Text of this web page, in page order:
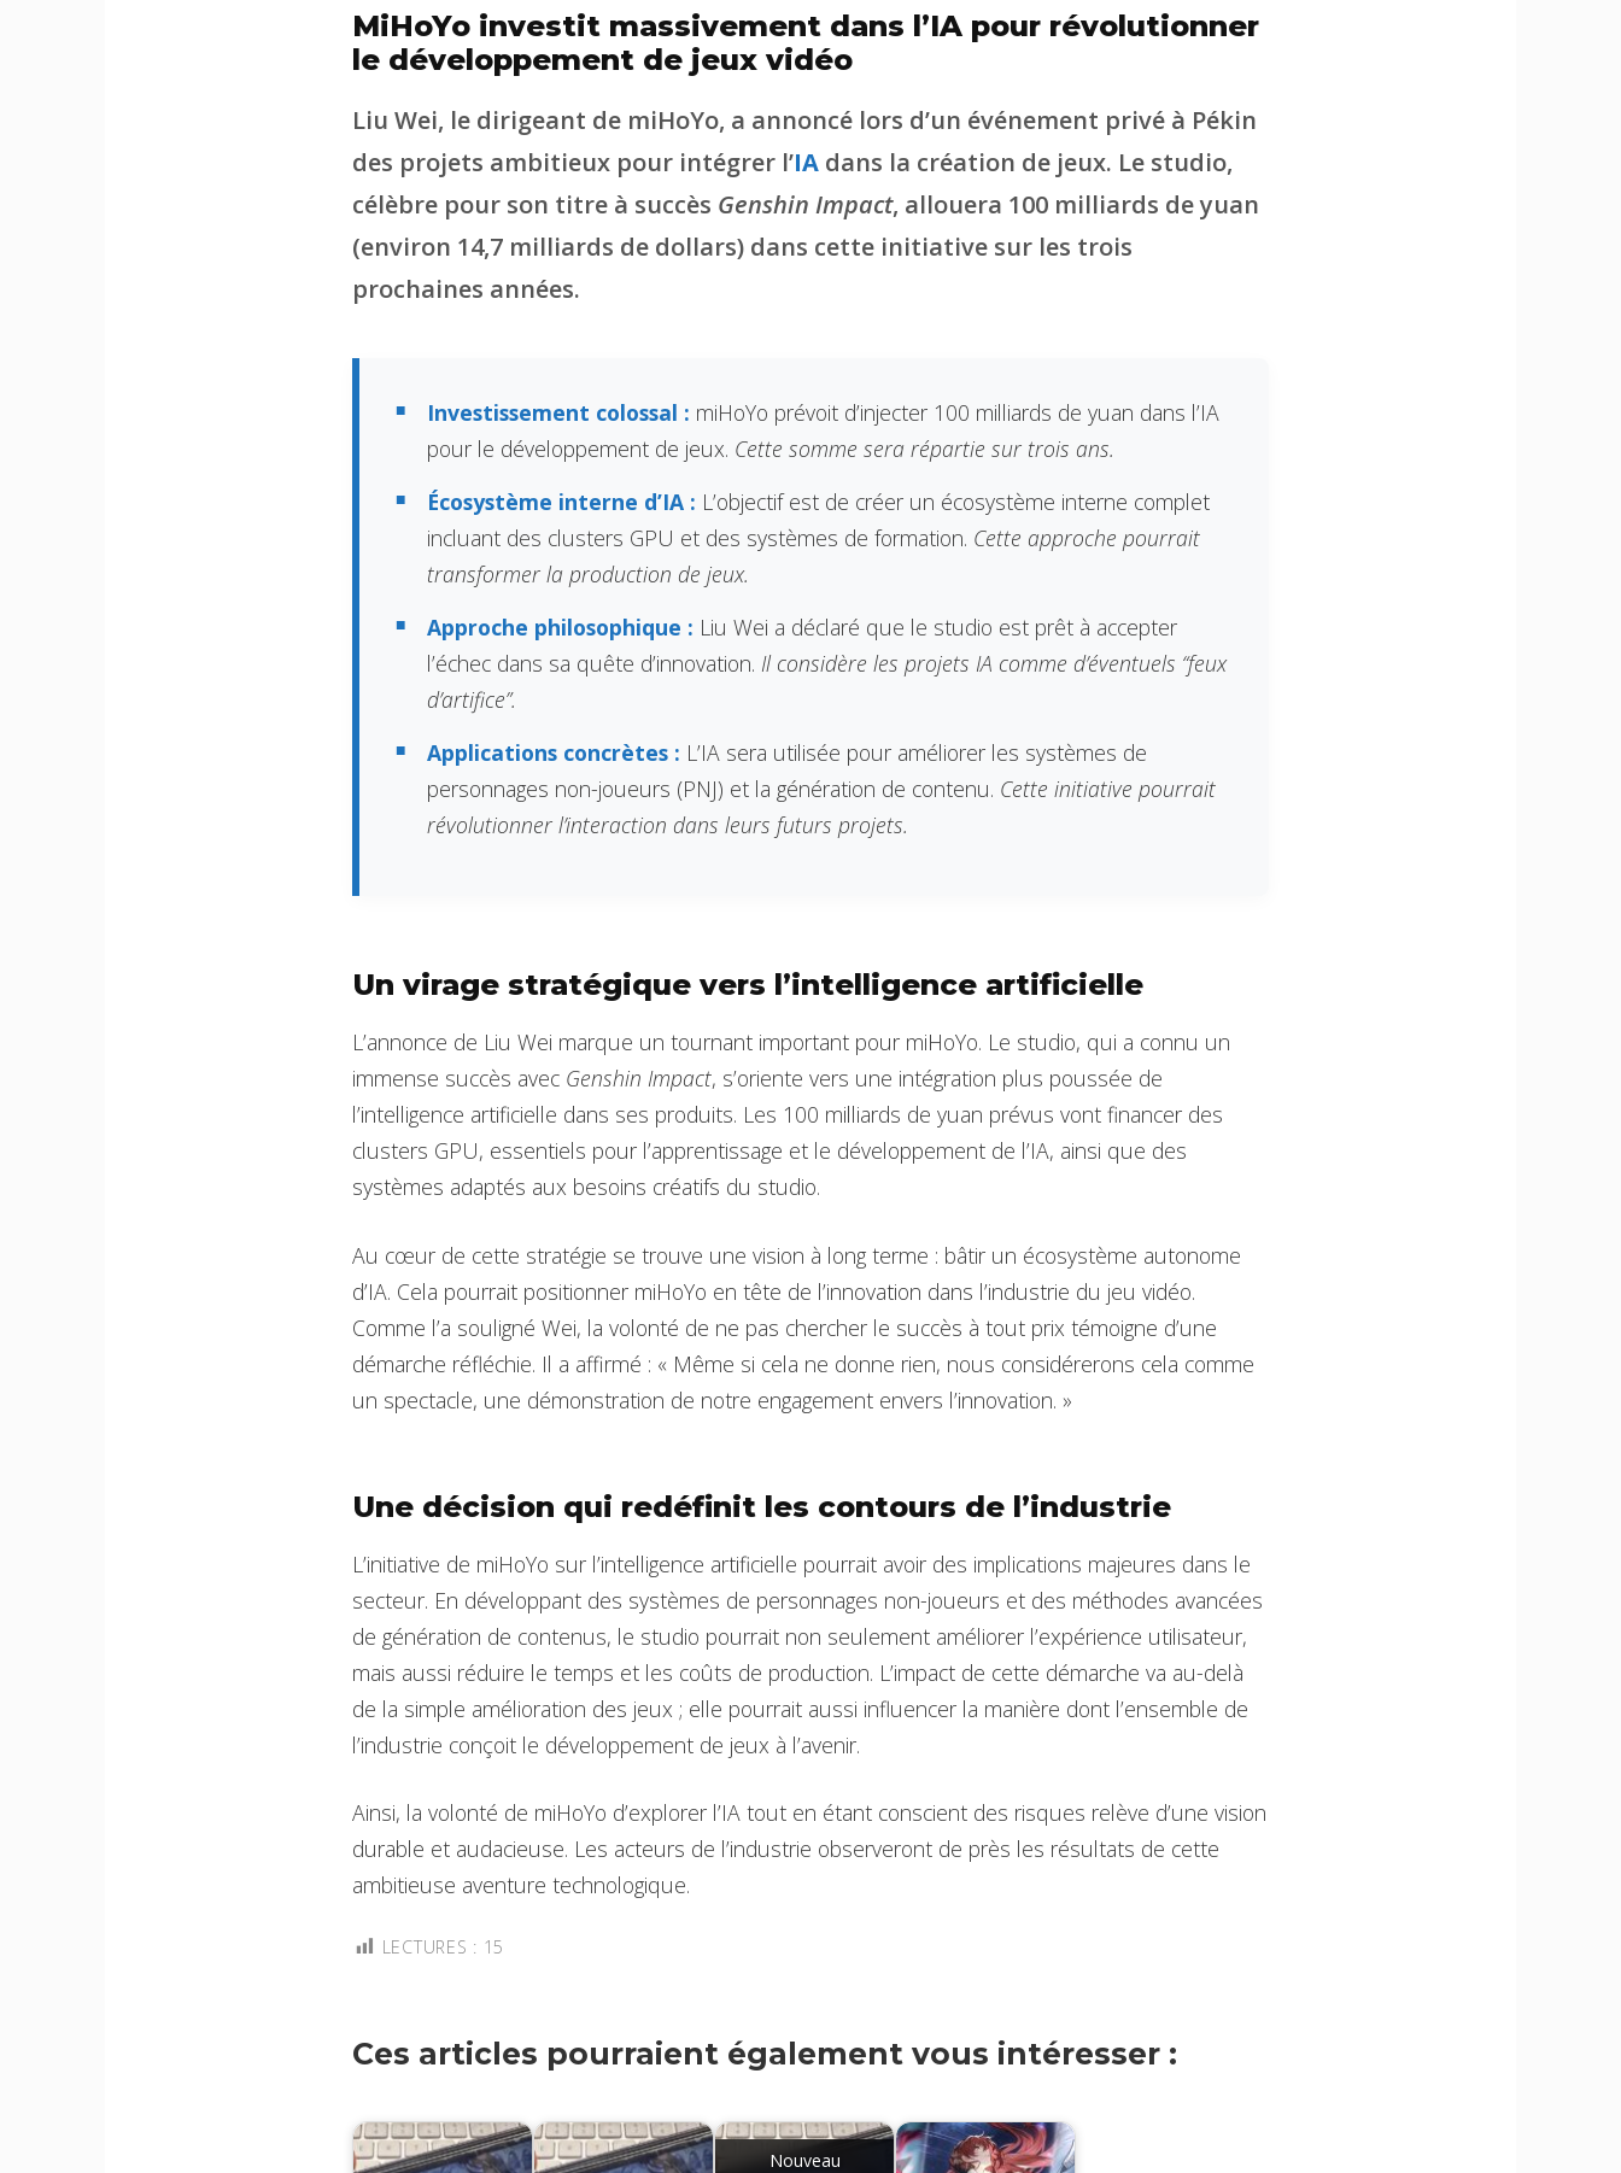
MiHoYo investit massivement dans l’IA pour révolutionner
le développement de jeux vidéo
Liu Wei, le dirigeant de miHoYo, a annoncé lors d’un événement privé à Pékin
des projets ambitieux pour intégrer l’IA dans la création de jeux. Le studio,
célèbre pour son titre à succès Genshin Impact, allouera 100 milliards de yuan
(environ 14,7 milliards de dollars) dans cette initiative sur les trois
prochaines années.
Investissement colossal : miHoYo prévoit d’injecter 100 milliards de yuan dans l’IA
pour le développement de jeux. Cette somme sera répartie sur trois ans.
Écosystème interne d’IA : L’objectif est de créer un écosystème interne complet
incluant des clusters GPU et des systèmes de formation. Cette approche pourrait
transformer la production de jeux.
Approche philosophique : Liu Wei a déclaré que le studio est prêt à accepter
l’échec dans sa quête d’innovation. Il considère les projets IA comme d’éventuels “feux
d’artifice”.
Applications concrètes : L’IA sera utilisée pour améliorer les systèmes de
personnages non-joueurs (PNJ) et la génération de contenu. Cette initiative pourrait
révolutionner l’interaction dans leurs futurs projets.
Un virage stratégique vers l’intelligence artificielle
L’annonce de Liu Wei marque un tournant important pour miHoYo. Le studio, qui a connu un
immense succès avec Genshin Impact, s’oriente vers une intégration plus poussée de
l’intelligence artificielle dans ses produits. Les 100 milliards de yuan prévus vont financer des
clusters GPU, essentiels pour l’apprentissage et le développement de l’IA, ainsi que des
systèmes adaptés aux besoins créatifs du studio.
Au cœur de cette stratégie se trouve une vision à long terme : bâtir un écosystème autonome
d’IA. Cela pourrait positionner miHoYo en tête de l’innovation dans l’industrie du jeu vidéo.
Comme l’a souligné Wei, la volonté de ne pas chercher le succès à tout prix témoigne d’une
démarche réfléchie. Il a affirmé : « Même si cela ne donne rien, nous considérerons cela comme
un spectacle, une démonstration de notre engagement envers l’innovation. »
Une décision qui redéfinit les contours de l’industrie
L’initiative de miHoYo sur l’intelligence artificielle pourrait avoir des implications majeures dans le
secteur. En développant des systèmes de personnages non-joueurs et des méthodes avancées
de génération de contenus, le studio pourrait non seulement améliorer l’expérience utilisateur,
mais aussi réduire le temps et les coûts de production. L’impact de cette démarche va au-delà
de la simple amélioration des jeux ; elle pourrait aussi influencer la manière dont l’ensemble de
l’industrie conçoit le développement de jeux à l’avenir.
Ainsi, la volonté de miHoYo d’explorer l’IA tout en étant conscient des risques relève d’une vision
durable et audacieuse. Les acteurs de l’industrie observeront de près les résultats de cette
ambitieuse aventure technologique.
LECTURES : 15
Ces articles pourraient également vous intéresser :
Nouveau